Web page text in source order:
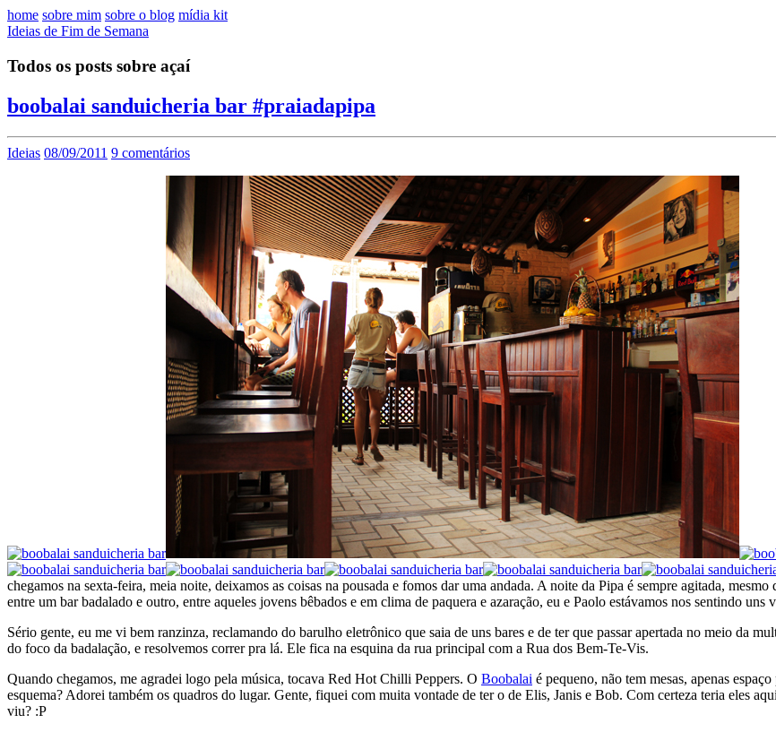
home sobre mim sobre o blog mídia kit
Ideias de Fim de Semana
Todos os posts sobre açaí
boobalai sanduicheria bar #praiadapipa
Ideias 08/09/2011 9 comentários
chegamos na sexta-feira, meia noite, deixamos as coisas na pousada e fomos dar uma andada. A noite da Pipa é sempre agitada,
entre um bar badalado e outro, entre aqueles jovens bêbados e em clima de paquera e azaração, eu e Paolo estávamos nos sentindo uns
Sério gente, eu me vi bem ranzinza, reclamando do barulho eletrônico que saia de uns bares e de ter que passar apertada no meio da
do foco da badalação, e resolvemos correr pra lá. Ele fica na esquina da rua principal com a Rua dos Bem-Te-Vis.
Quando chegamos, me agradei logo pela música, tocava Red Hot Chilli Peppers. O Boobalai é pequeno, não tem mesas, apenas
esquema? Adorei também os quadros do lugar. Gente, fiquei com muita vontade de ter o de Elis, Janis e Bob. Com certeza teria eles
viu? :P